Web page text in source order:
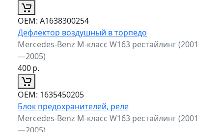
ОЕМ: A1638300254
Дефлектор воздушный в торпедо
Mercedes-Benz M-класс W163 рестайлинг (2001
—2005)
400р.
ОЕМ: 1635450205
Блок предохранителей, реле
Mercedes-Benz M-класс W163 рестайлинг (2001